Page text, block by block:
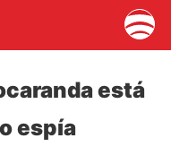
está
espía